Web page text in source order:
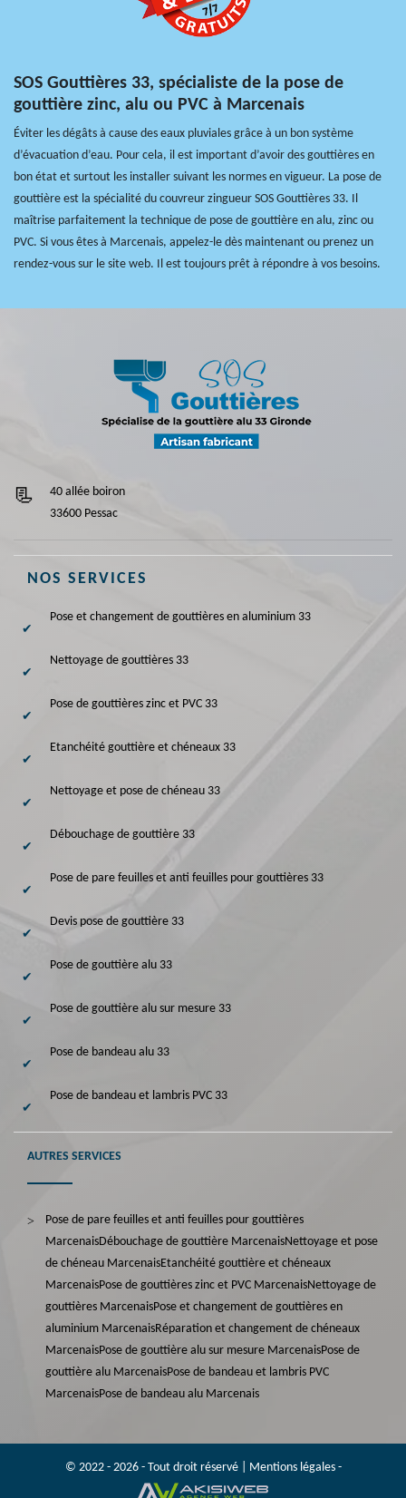
SOS Gouttières 33, spécialiste de la pose de
gouttière zinc, alu ou PVC à Marcenais
Éviter les dégâts à cause des eaux pluviales grâce à un bon système
d’évacuation d’eau. Pour cela, il est important d’avoir des gouttières en
bon état et surtout les installer suivant les normes en vigueur. La pose de
gouttière est la spécialité du couvreur zingueur SOS Gouttières 33. Il
maîtrise parfaitement la technique de pose de gouttière en alu, zinc ou
PVC. Si vous êtes à Marcenais, appelez-le dès maintenant ou prenez un
rendez-vous sur le site web. Il est toujours prêt à répondre à vos besoins.
40 allée boiron
33600 Pessac
NOS SERVICES
Pose et changement de gouttières en aluminium 33
Nettoyage de gouttières 33
Pose de gouttières zinc et PVC 33
Etanchéité gouttière et chéneaux 33
Nettoyage et pose de chéneau 33
Débouchage de gouttière 33
Pose de pare feuilles et anti feuilles pour gouttières 33
Devis pose de gouttière 33
Pose de gouttière alu 33
Pose de gouttière alu sur mesure 33
Pose de bandeau alu 33
Pose de bandeau et lambris PVC 33
AUTRES SERVICES
Pose de pare feuilles et anti feuilles pour gouttières
MarcenaisDébouchage de gouttière MarcenaisNettoyage et pose
de chéneau MarcenaisEtanchéité gouttière et chéneaux
MarcenaisPose de gouttières zinc et PVC MarcenaisNettoyage de
gouttières MarcenaisPose et changement de gouttières en
aluminium MarcenaisRéparation et changement de chéneaux
MarcenaisPose de gouttière alu sur mesure MarcenaisPose de
gouttière alu MarcenaisPose de bandeau et lambris PVC
MarcenaisPose de bandeau alu Marcenais
© 2022 - 2026 - Tout droit réservé | Mentions légales-